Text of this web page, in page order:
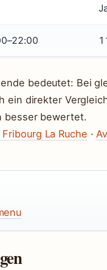
bedeutet: Bei
ein direkter
besser bewertet.
Fribourg La Ruche ·